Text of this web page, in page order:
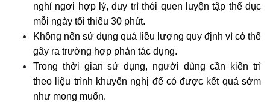
nghỉ ngơi hợp lý, duy trì thói quen luyện tập thể dục
mỗi ngày tối thiểu 30 phút.
Không nên sử dụng quá liều lượng quy định vì có thể
gây ra trường hợp phản tác dụng.
Trong thời gian sử dụng, người dùng cần kiên trì
theo liệu trình khuyến nghị để có được kết quả sớm
như mong muốn.